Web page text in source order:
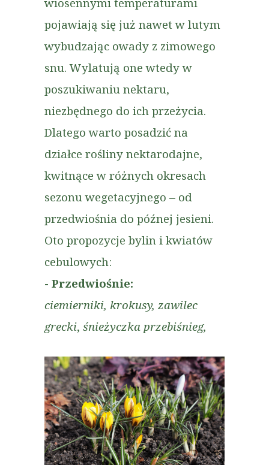
pojawiają się już nawet w lutym
wybudzając owady z zimowego
snu. Wylatują one wtedy w
poszukiwaniu nektaru,
niezbędnego do ich przeżycia.
Dlatego warto posadzić na
działce rośliny nektarodajne,
kwitnące w różnych okresach
sezonu wegetacyjnego – od
przedwiośnia do późnej jesieni.
Oto propozycje bylin i kwiatów
cebulowych:​​​​​​
- Przedwiośnie:
ciemierniki, krokusy, zawilec
grecki, śnieżyczka przebiśnieg,